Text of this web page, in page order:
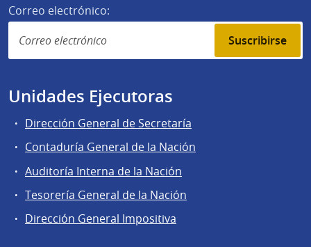
Correo electrónico:
Suscribirse
Unidades Ejecutoras
Dirección General de Secretaría
Contaduría General de la Nación
Auditoría Interna de la Nación
Tesorería General de la Nación
Dirección General Impositiva